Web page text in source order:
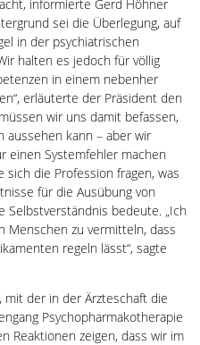
informierte Gerd Höhner
sei die Überlegung, auf
in der psychiatrischen
halten es jedoch für völlig
in einem nebenher
erläuterte der Präsident den
wir uns damit befassen,
aussehen kann – aber wir
einen Systemfehler machen
sich die Profession fragen, was
für die Ausübung von
Selbstverständnis bedeute. „Ich
Menschen zu vermitteln, dass
regeln lässt“, sagte
der in der Ärzteschaft die
Psychopharmakotherapie
Reaktionen zeigen, dass wir im